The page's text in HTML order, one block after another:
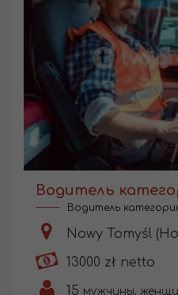
Водитель
Водитель
Nowy Tomyśl
13000 zł netto
15 мужчины,